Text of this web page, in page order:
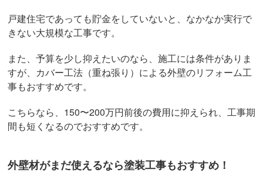
戸建住宅であっても貯金をしていないと、なかなか実行で
きない大規模な工事です。
また、予算を少し抑えたいのなら、施工には条件がありま
すが、カバー工法（重ね張り）による外壁のリフォーム工
事もおすすめです。
こちらなら、150〜200万円前後の費用に抑えられ、工事期
間も短くなるのでおすすめです。
外壁材がまだ使えるなら塗装工事もおすすめ！